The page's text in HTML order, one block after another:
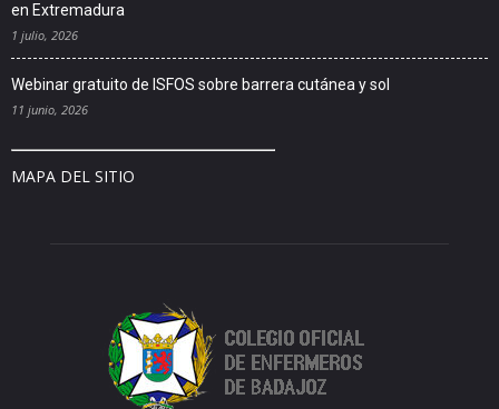
en Extremadura
1 julio, 2026
Webinar gratuito de ISFOS sobre barrera cutánea y sol
11 junio, 2026
MAPA DEL SITIO